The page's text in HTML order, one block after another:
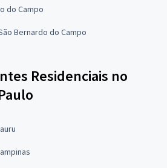
do Campo
Bernardo do Campo
Residenciais no